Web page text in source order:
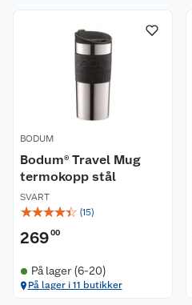
BODUM
Bodum® Travel Mug
termokopp stål
SVART
☆☆☆☆☆ (15)
26900
På lager (6-20)
På lager i 11 butikker
Våre butikker
Våre merkevarer
Coop kjeder
Ledige stillinger
Bærekraft
Samvirkelag
Reklamasjon og garanti
Ofte stilte spørsmål
Betalingsalternativer
Leveringsalternativer
Pakkesporing
Åpent kjøp
Coop medlem
Klikk og hent
Festdrakter til hele familien
Hagemøbler og utemøbler